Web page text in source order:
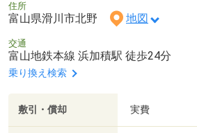
住所
富山県滑川市北野 地図
交通
富山地鉄本線 浜加積駅 徒歩24分
乗り換え検索
敷引・償却 実費